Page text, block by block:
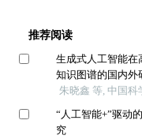
推荐阅读
生成式人工智能
知识图谱的国内外
朱晓鑫 等, 中国科
“人工智能+”驱动
究